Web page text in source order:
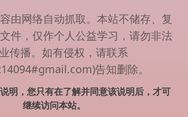
由网络自动抓取。本站不储存、复
件，仅作个人公益学习，请勿非法
传播。如有侵权，请联系
告知删除。
明，您只有在了解并同意该说明后，才可
继续访问本站。